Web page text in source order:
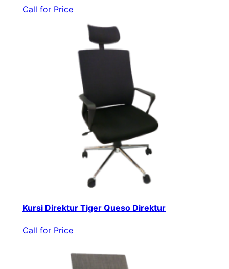
Call for Price
Kursi Direktur Tiger Queso Direktur
Call for Price